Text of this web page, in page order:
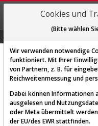
Diese
Cookies und
(Bitte wählen
Wir verwenden notwendige
funktioniert. Mit Ihrer
von Partnern, z. B. für
Reichweitenmessung und
Dabei können Informationen
ausgelesen und
oder Meta übermittelt
der EU/des EWR stattfinden.